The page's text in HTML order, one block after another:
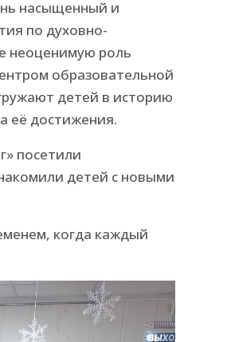
насыщенный и
по духовно-
неоценимую роль
образовательной
детей в историю
её достижения.
посетили
детей с новыми
когда каждый